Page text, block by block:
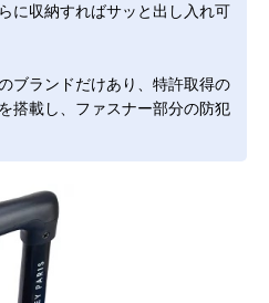
に収納すればサッと出し入れ可
ブランドだけあり、特許取得の
を搭載し、ファスナー部分の防犯